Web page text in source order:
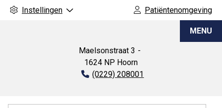
Instellingen Patiëntenomgeving
Maelsonstraat 3
1624 NP Hoorn
Tel:
(0229) 208001
MENU